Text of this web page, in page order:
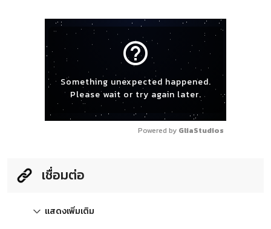
help_outline
Something unexpected happened.
Please wait or try again later.
Powered by GliaStudios
เชื่อมต่อ
แสดงเพิ่มเติม